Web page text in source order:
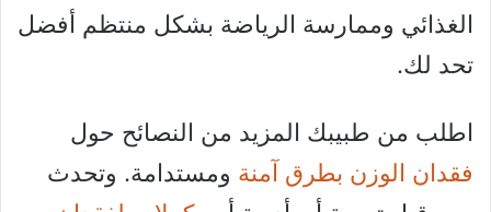
الغذائي وممارسة الرياضة بشكل منتظم أفضل
تحد لك.
اطلب من طبيبك المزيد من النصائح حول
فقدان الوزن بطرق آمنة ومستدامة. وتحدث